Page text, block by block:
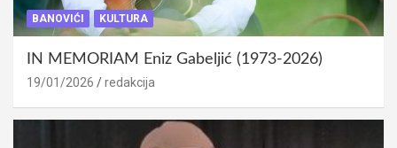
BANOVIĆI KULTURA
IN MEMORIAM Eniz Gabeljić (1973-2026)
19/01/2026 redakcija